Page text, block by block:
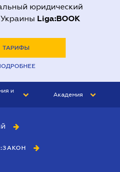
юридический
Украины Liga:BOOK
ТАРИФЫ
и
Академия